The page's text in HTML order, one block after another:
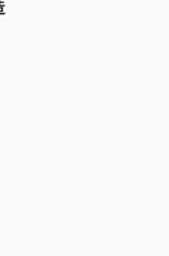
り高速化しているのは